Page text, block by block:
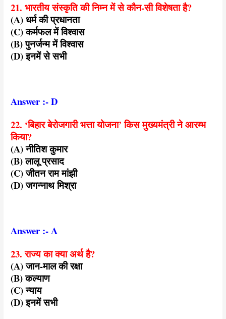
21. भारतीय संस्कृति की निम्न में से कौन-सी विशेषता है?
(A) धर्म की प्रधानता
(C) कर्मफल में विश्वास
(B) पुनर्जन्म में विश्वास
(D) इनमें से सभी
Answer :- D
22. ‘बिहार बेरोजगारी भत्ता योजना’ किस मुख्यमंत्री ने आरम्भ
किया?
(A) नीतिश कुमार
(B) लालू प्रसाद
(C) जीतन राम मांझी
(D) जगन्नाथ मिश्रा
Answer :- A
23. राज्य का क्या अर्थ है?
(A) जान-माल की रक्षा
(B) कल्याण
(C) न्याय
(D) इनमें सभी